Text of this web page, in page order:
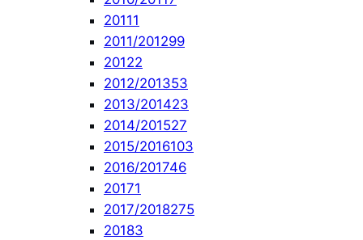
20111
2011/201299
20122
2012/201353
2013/201423
2014/201527
2015/2016103
2016/201746
20171
2017/2018275
20183